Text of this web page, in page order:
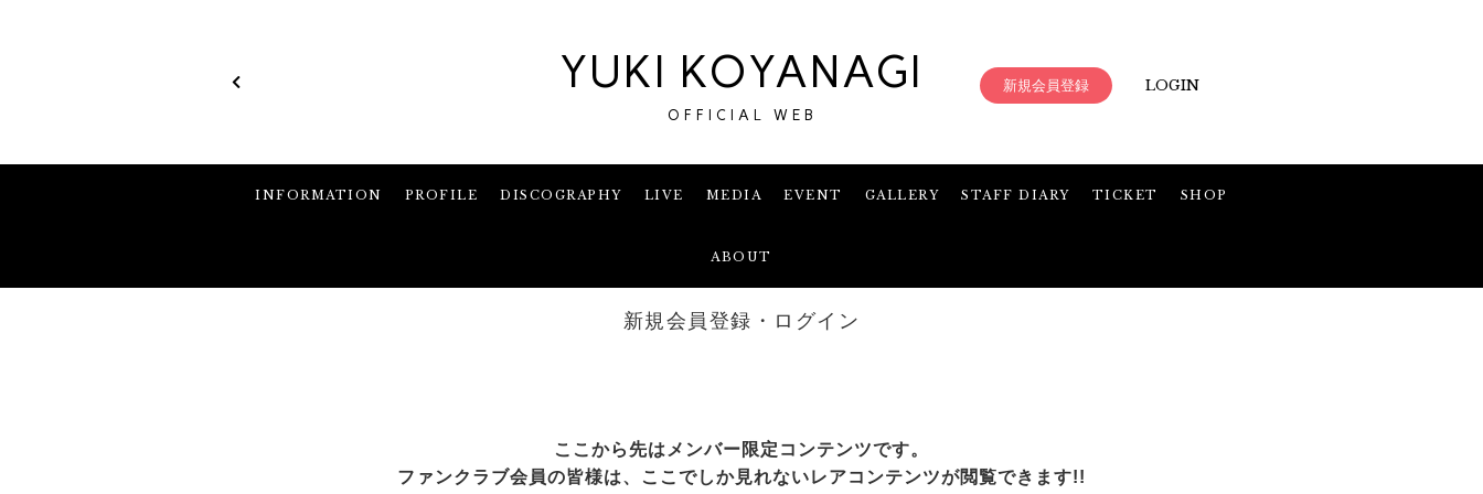
YUKI KOYANAGI
OFFICIAL WEB
新規会員登録 LOGIN
INFORMATION PROFILE DISCOGRAPHY LIVE MEDIA EVENT GALLERY STAFF DIARY TICKET SHOP
ABOUT
新規会員登録・ログイン
ここから先はメンバー限定コンテンツです。
ファンクラブ会員の皆様は、ここでしか見れないレアコンテンツが閲覧できます!!